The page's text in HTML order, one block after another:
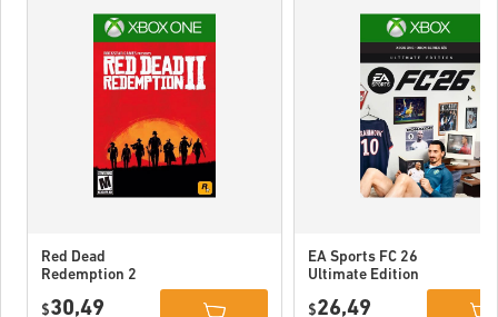
Red Dead
Redemption 2
$30,49
EA Sports FC 26
Ultimate Edition
Series X|S
$26,49